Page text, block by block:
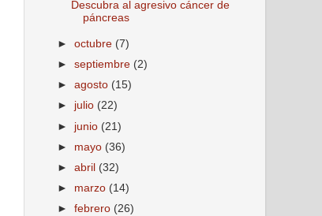
Descubra al agresivo cáncer de
páncreas
►octubre (7)
►septiembre (2)
►agosto (15)
► julio (22)
► junio (21)
► mayo (36)
►abril (32)
► marzo (14)
►febrero (26)